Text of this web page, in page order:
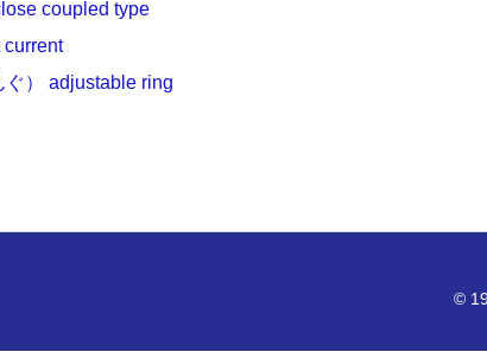
coupled type
current
ぐ） adjustable ring
©